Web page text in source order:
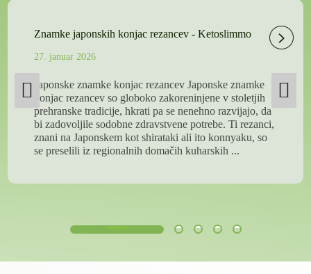
Znamke japonskih konjac rezancev - Ketoslimmo
27. januar 2026
Japonske znamke konjac rezancev Japonske znamke
konjac rezancev so globoko zakoreninjene v stoletjih
prehranske tradicije, hkrati pa se nenehno razvijajo, da
bi zadovoljile sodobne zdravstvene potrebe. Ti rezanci,
znani na Japonskem kot shirataki ali ito konnyaku, so
se preselili iz regionalnih domačih kuharskih ...